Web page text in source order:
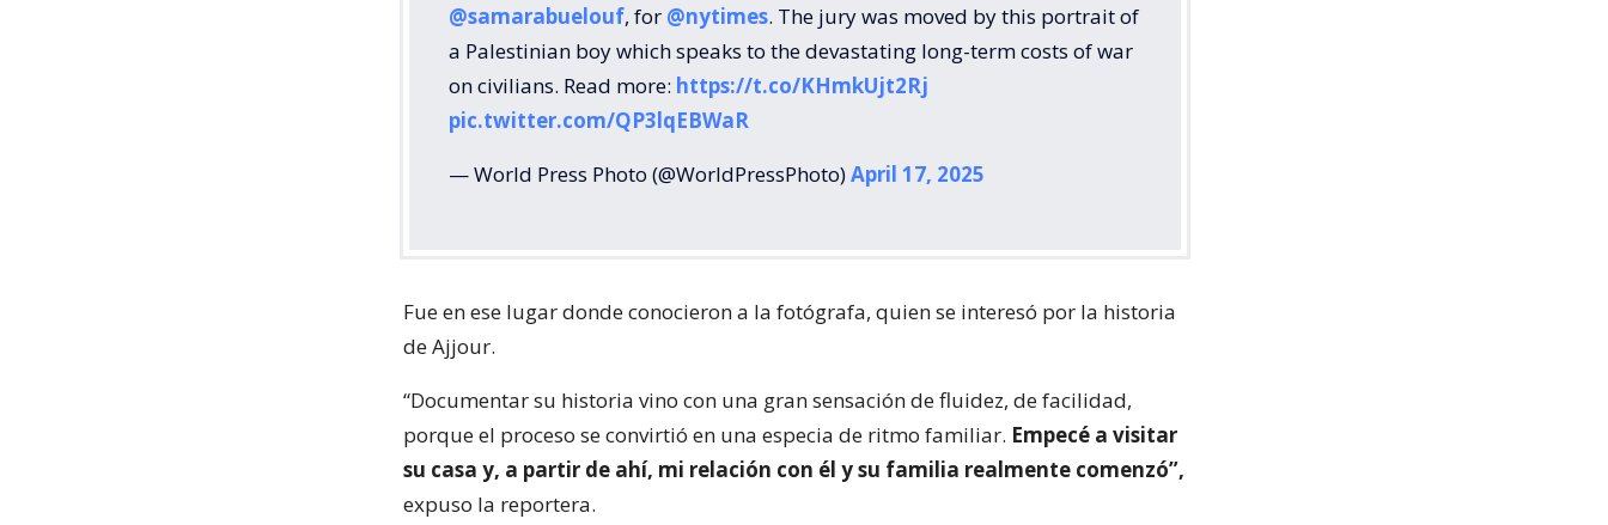
@samarabuelouf, for @nytimes. The jury was moved by this portrait of
a Palestinian boy which speaks to the devastating long-term costs of war
on civilians. Read more: https://t.co/KHmkUjt2Rj
pic.twitter.com/QP3lqEBWaR
— World Press Photo (@WorldPressPhoto)April 17, 2025
Fue en ese lugar donde conocieron a la fotógrafa, quien se interesó por la historia
de Ajjour.
“Documentar su historia vino con una gran sensación de fluidez, de facilidad,
porque el proceso se convirtió en una especia de ritmo familiar. Empecé a visitar
su casa y, a partir de ahí, mi relación con él y su familia realmente comenzó”,
expuso la reportera.